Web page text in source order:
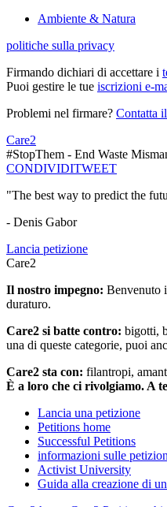
Ambiente & Natura
politiche sulla privacy
Firmando dichiari di accettare i
Puoi gestire le tue iscrizioni e-
Problemi nel firmare? Contatta
Care2
#StopThem - End Waste
CONDIVIDITWEET
"The best way to predict the
- Denis Gabor
Lancia petizione
Care2
Il nostro impegno: Benvenuto
duraturo.
Care2 si batte contro: bigotti,
una di queste categorie, puoi
Care2 sta con: filantropi,
È a loro che ci rivolgiamo. A
Lancia una petizione
Petitions home
Successful Petitions
informazioni sulle
Activist University
Guida alla creazione di